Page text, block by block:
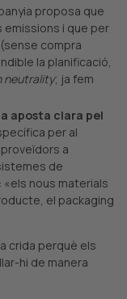
proposa que
emissions i que per
compra
la planificació,
neutrality; ja fem
aposta clara pel
per al
a
de
nous materials
el packaging
crida perquè els
hi de manera